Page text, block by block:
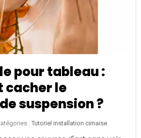
pour tableau :
cacher le
suspension ?
: Tutoriel installation cimaise